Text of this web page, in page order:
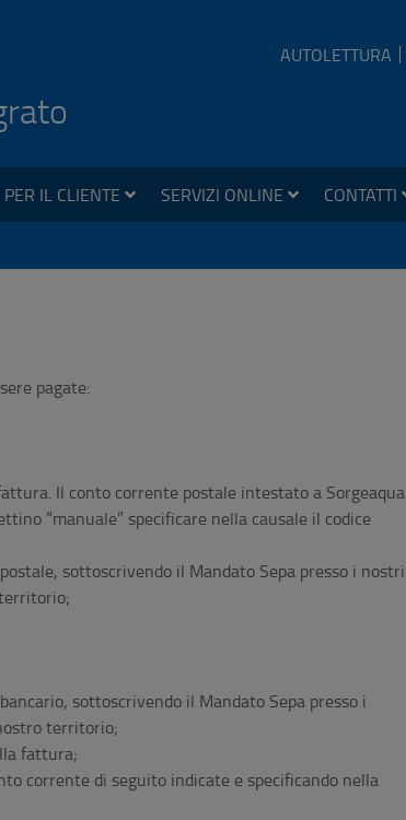
AUTOLETTURA
IL CLIENTE SERVIZI ONLINE CONTATTI
pagate:
Il conto corrente postale intestato a Sorgeaqua
“manuale” specificare nella causale il codice
sottoscrivendo il Mandato Sepa presso i nostri
sottoscrivendo il Mandato Sepa presso i
territorio;
fattura;
corrente di seguito indicate e specificando nella